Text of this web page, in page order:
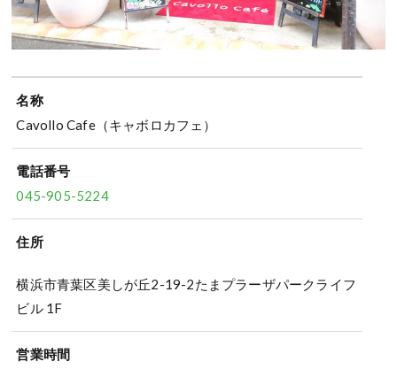
名称
Cavollo Cafe（キャボロカフェ）
電話番号
045-905-5224
住所
横浜市青葉区美しが丘2-19-2たまプラーザパークライフ
ビル 1F
営業時間